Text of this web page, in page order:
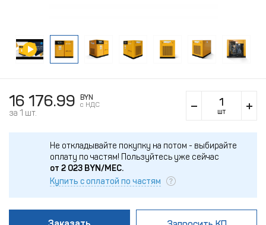
16 176.99
BYN
c НДС
за 1 шт. шт
Не откладывайте покупку на потом - выбирайте
оплату по частям! Пользуйтесь уже сейчас
от 2 023 BYN/МЕС.
Купить с оплатой по частям